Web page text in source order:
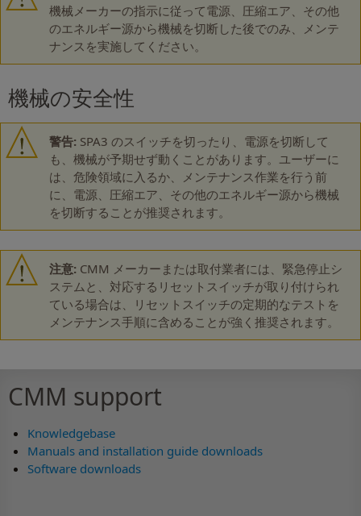
機械メーカーの指示に従って電源、圧縮エア、その他
のエネルギー源から機械を切断した後でのみ、メンテ
ナンスを実施してください。
機械の安全性
警告: SPA3 のスイッチを切ったり、電源を切断して
も、機械が予期せず動くことがあります。ユーザーに
は、危険領域に入るか、メンテナンス作業を行う前
に、電源、圧縮エア、その他のエネルギー源から機械
を切断することが推奨されます。
注意: CMM メーカーまたは取付業者には、緊急停止シ
ステムと、対応するリセットスイッチが取り付けられ
ている場合は、リセットスイッチの定期的なテストを
メンテナンス手順に含めることが強く推奨されます。
CMM support
Knowledgebase
Manuals and installation guide downloads
Software downloads